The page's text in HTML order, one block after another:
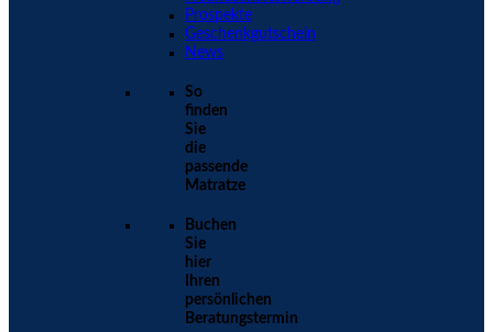
Prospekte
Geschenkgutschein
News
So
finden
Sie
die
passende
Matratze
Buchen
Sie
hier
Ihren
persönlichen
Beratungstermin